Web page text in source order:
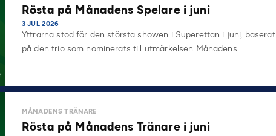
Rösta på Månadens Spelare i juni
3 JUL 2026
Yttrarna stod för den största showen i Superettan i juni, baserat
på den trio som nominerats till utmärkelsen Månadens…
MÅNADENS TRÄNARE
Rösta på Månadens Tränare i juni